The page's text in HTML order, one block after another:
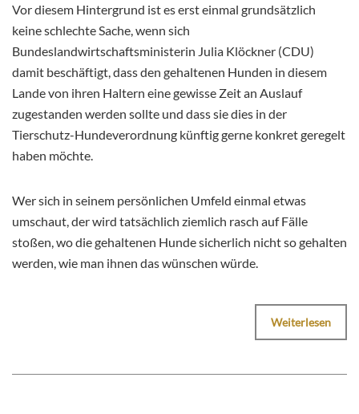
Vor diesem Hintergrund ist es erst einmal grundsätzlich
keine schlechte Sache, wenn sich
Bundeslandwirtschaftsministerin Julia Klöckner (CDU)
damit beschäftigt, dass den gehaltenen Hunden in diesem
Lande von ihren Haltern eine gewisse Zeit an Auslauf
zugestanden werden sollte und dass sie dies in der
Tierschutz-Hundeverordnung künftig gerne konkret geregelt
haben möchte.
Wer sich in seinem persönlichen Umfeld einmal etwas
umschaut, der wird tatsächlich ziemlich rasch auf Fälle
stoßen, wo die gehaltenen Hunde sicherlich nicht so gehalten
werden, wie man ihnen das wünschen würde.
Weiterlesen